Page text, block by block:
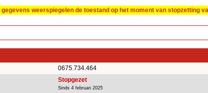
weerspiegelen de toestand op het moment van stopzetting
0675.734.464
Stopgezet
Sinds 4 februari 2025